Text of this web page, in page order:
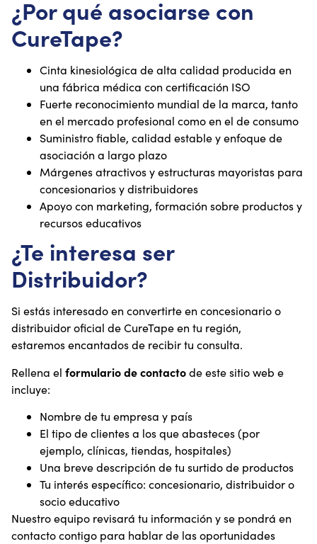
¿Por qué asociarse con
CureTape?
Cinta kinesiológica de alta calidad producida en
una fábrica médica con certificación ISO
Fuerte reconocimiento mundial de la marca, tanto
en el mercado profesional como en el de consumo
Suministro fiable, calidad estable y enfoque de
asociación a largo plazo
Márgenes atractivos y estructuras mayoristas para
concesionarios y distribuidores
Apoyo con marketing, formación sobre productos y
recursos educativos
¿Te interesa ser
Distribuidor?
Si estás interesado en convertirte en concesionario o
distribuidor oficial de CureTape en tu región,
estaremos encantados de recibir tu consulta.
Rellena el formulario de contactode este sitio web e
incluye:
Nombre de tu empresa y país
El tipo de clientes a los que abasteces (por
ejemplo, clínicas, tiendas, hospitales)
Una breve descripción de tu surtido de productos
Tu interés específico: concesionario, distribuidor o
socio educativo
Nuestro equipo revisará tu información y se pondrá en
contacto contigo para hablar de las oportunidades